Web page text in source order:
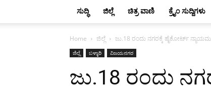
ಸುದ್ಧಿ ಜಿಲ್ಲೆ ಚಿತ್ರ ವಾಣಿ ಕ್ರೈಂ ಸುದ್ದಿಗಳು
Home ಜಿಲ್ಲೆ ಜು.18 ರಂದು ನಗರಕ್ಕೆ ಹೈಕೋರ್ಟ್
ಜಿಲ್ಲೆ ಬಳ್ಳಾರಿ ವಿಜಯನಗರ
ಜು.18 ರಂದು